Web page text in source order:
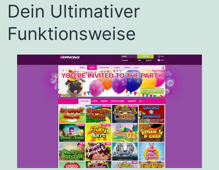
Dein Ultimativer
Funktionsweise